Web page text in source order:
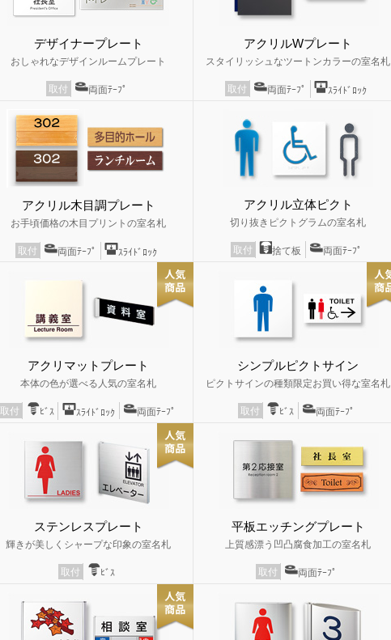
デザイナープレート
おしゃれなデザインルームプレート
取付 両面ﾃｰﾌﾟ
アクリルWプレート
スタイリッシュなツートンカラーの室名札
取付 両面ﾃｰﾌﾟ ｽﾗｲﾄﾞﾛｯｸ
アクリル木目調プレート
お手頃価格の木目プリントの室名札
取付 両面ﾃｰﾌﾟ ｽﾗｲﾄﾞﾛｯｸ
アクリル立体ピクト
切り抜きピクトグラムの室名札
取付 捨て板 両面ﾃｰﾌﾟ
アクリマットプレート
本体の色が選べる人気の室名札
取付 ﾋﾞｽ ｽﾗｲﾄﾞﾛｯｸ 両面ﾃｰﾌﾟ
シンプルピクトサイン
ピクトサインの種類限定お買い得な室名札
取付 ﾋﾞｽ 両面ﾃｰﾌﾟ
ステンレスプレート
輝きが美しくシャープな印象の室名札
取付 ﾋﾞｽ
平板エッチングプレート
上質感漂う凹凸腐食加工の室名札
取付 両面ﾃｰﾌﾟ